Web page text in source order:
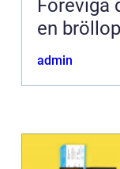
Föreviga
en
admin